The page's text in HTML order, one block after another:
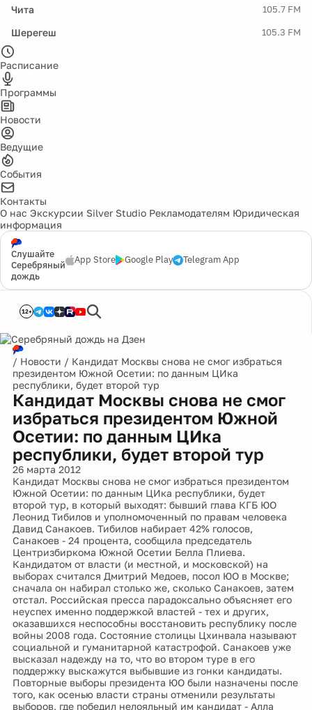
Чита 105.7 FM
Шерегеш 105.3 FM
Расписание
Программы
Новости
Ведущие
События
Контакты
О нас Экскурсии Silver Studio Рекламодателям Юридическая
информация
Слушайте
Серебряный
дождь
App Store Google Play Telegram App
12+
/ Новости / Кандидат Москвы снова не смог избраться
президентом Южной Осетии: по данным ЦИка
республики, будет второй тур
Кандидат Москвы снова не смог
избраться президентом Южной
Осетии: по данным ЦИка
республики, будет второй тур
26 марта 2012
Кандидат Москвы снова не смог избраться президентом
Южной Осетии: по данным ЦИка республики, будет
второй тур, в который выходят: бывший глава КГБ ЮО
Леонид Тибилов и уполномоченный по правам человека
Давид Санакоев. Тибилов набирает 42% голосов,
Санакоев - 24 процента, сообщила председатель
Центризбиркома Южной Осетии Белла Плиева.
Кандидатом от власти (и местной, и московской) на
выборах считался Дмитрий Медоев, посол ЮО в Москве;
сначала он набирал столько же, сколько Санакоев, затем
отстал. Российская пресса парадоксально объясняет его
неуспех именно поддержкой властей - тех и других,
оказавшихся неспособны восстановить республику после
войны 2008 года. Состояние столицы Цхинвала называют
социальной и гуманитарной катастрофой. Санакоев уже
высказал надежду на то, что во втором туре в его
поддержку выскажутся выбывшие из гонки кандидаты.
Повторные выборы президента ЮО были назначены после
того, как осенью власти страны отменили результаты
выборов, где победил нелояльный им кандидат - Алла